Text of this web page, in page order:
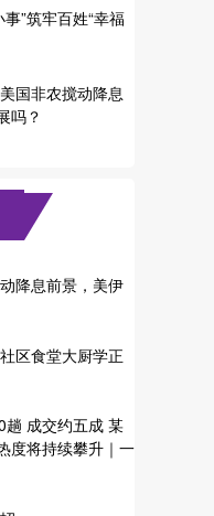
”筑牢百姓“幸福
国非农搅动降息
吗？
降息前景，美伊
区食堂大厨学正
趟 成交约五成 某
度将持续攀升｜一